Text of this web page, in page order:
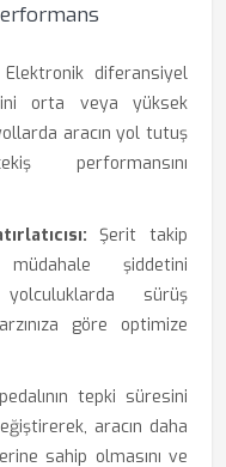
Elektronik diferansiyel
orta veya yüksek
aracın yol tutuş
performansını
Şerit takip
şiddetini
sürüş
göre optimize
tepki süresini
aracın daha
sahip olmasını ve